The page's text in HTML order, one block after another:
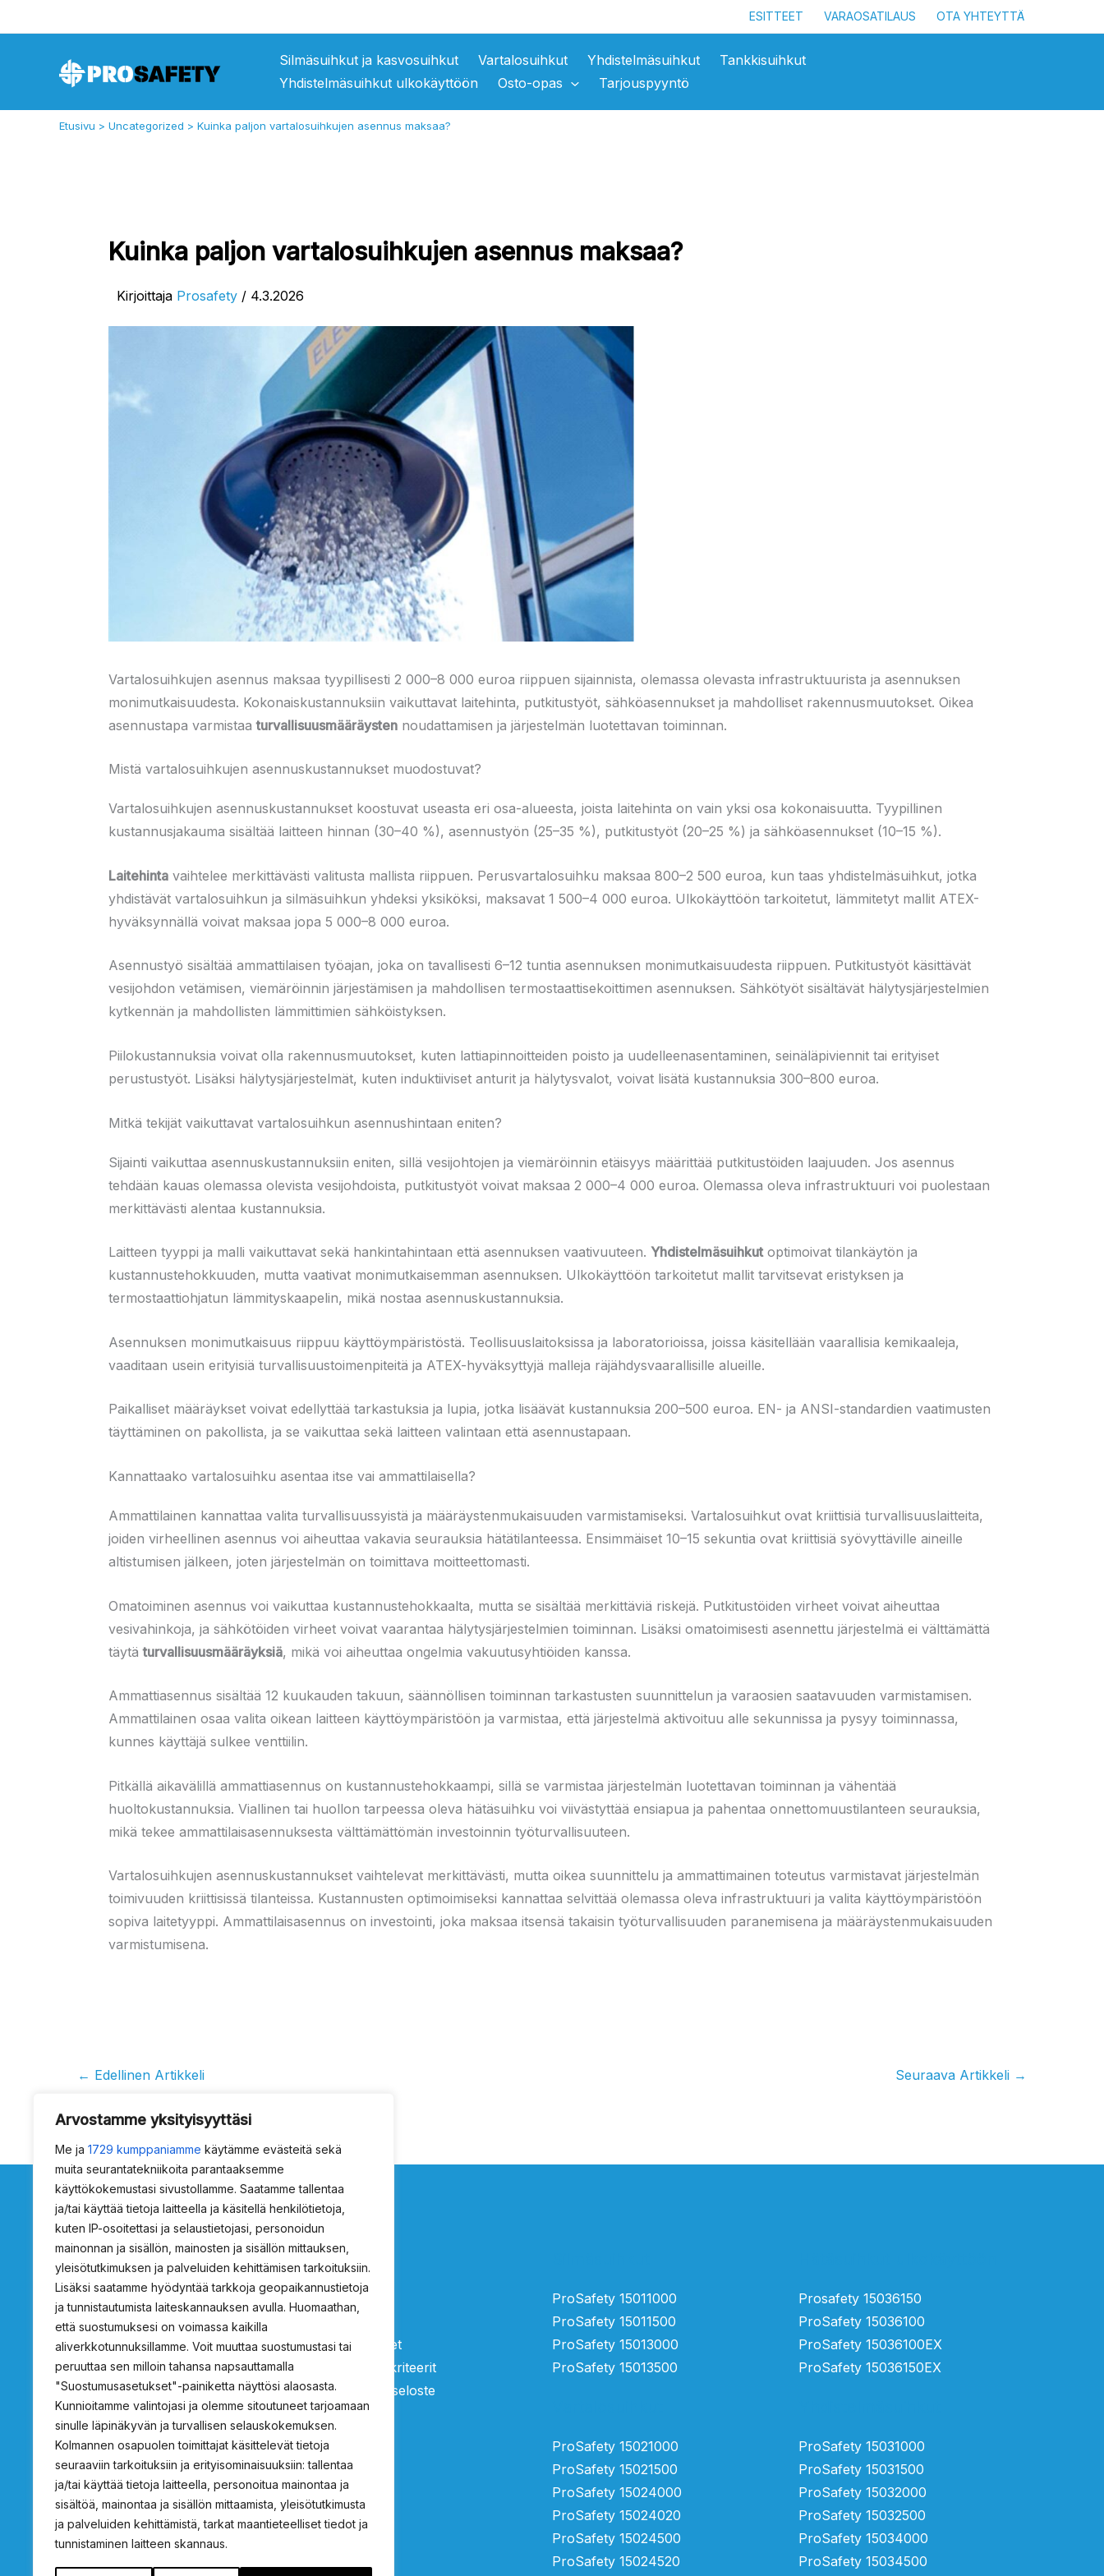
Arvostamme yksityisyyttäsi
Me ja 1729 kumppaniamme käytämme evästeitä sekä
muita seurantatekniikoita parantaaksemme
käyttökokemustasi sivustollamme. Saatamme tallentaa
ja/tai käyttää tietoja laitteella ja käsitellä henkilötietoja,
kuten IP-osoitettasi ja selaustietojasi, personoidun
mainonnan ja sisällön, mainosten ja sisällön mittauksen,
yleisötutkimuksen ja palveluiden kehittämisen tarkoituksiin.
Lisäksi saatamme hyödyntää tarkkoja geopaikannustietoja
ja tunnistautumista laiteskannauksen avulla. Huomaathan,
että suostumuksesi on voimassa kaikilla
aliverkkotunnuksillamme. Voit muuttaa suostumustasi tai
peruuttaa sen milloin tahansa napsauttamalla
"Suostumusasetukset"-painiketta näyttösi alaosasta.
Kunnioitamme valintojasi ja olemme sitoutuneet tarjoamaan
sinulle läpinäkyvän ja turvallisen selauskokemuksen.
Kolmannen osapuolen toimittajat käsittelevät tietoja
seuraaviin tarkoituksiin ja erityisominaisuuksiin: tallentaa
ja/tai käyttää tietoja laitteella, personoitua mainontaa ja
sisältöä, mainontaa ja sisällön mittaamista, yleisötutkimusta
ja palveluiden kehittämistä, tarkat maantieteelliset tiedot ja
tunnistaminen laitteen skannaus.
sisältöön
ESITTEET VARAOSATILAUS OTA YHTEYTTÄ
Silmäsuihkut ja kasvosuihkut Vartalosuihkut Yhdistelmäsuihkut
Tankkisuihkut
Yhdistelmäsuihkut ulkokäyttöön
Osto-opas Tarjouspyyntö
Etusivu Uncategorized Kuinka paljon vartalosuihkujen asennus maksaa?
Kuinka paljon vartalosuihkujen asennus maksaa?
Kirjoittaja Prosafety / 4.3.2026
Vartalosuihkujen asennus maksaa tyypillisesti 2 000–8 000 euroa riippuen sijainnista, olemassa olevasta infrastruktuurista ja asennuksen
monimutkaisuudesta. Kokonaiskustannuksiin vaikuttavat laitehinta, putkitustyöt, sähköasennukset ja mahdolliset rakennusmuutokset. Oikea
asennustapa varmistaaturvallisuusmääräysten noudattamisen ja järjestelmän luotettavan toiminnan.
Mistä vartalosuihkujen asennuskustannukset muodostuvat?
Vartalosuihkujen asennuskustannukset koostuvat useasta eri osa-alueesta, joista laitehinta on vain yksi osa kokonaisuutta. Tyypillinen
kustannusjakauma sisältää laitteen hinnan (30–40 %), asennustyön (25–35 %), putkitustyöt (20–25 %) ja sähköasennukset (10–15 %).
Laitehinta vaihtelee merkittävästi valitusta mallista riippuen. Perusvartalosuihku maksaa 800–2 500 euroa, kun taas yhdistelmäsuihkut, jotka
yhdistävät vartalosuihkun ja silmäsuihkun yhdeksi yksiköksi, maksavat 1 500–4 000 euroa. Ulkokäyttöön tarkoitetut, lämmitetyt mallit ATEX-
hyväksynnällä voivat maksaa jopa 5 000–8 000 euroa.
Asennustyö sisältää ammattilaisen työajan, joka on tavallisesti 6–12 tuntia asennuksen monimutkaisuudesta riippuen. Putkitustyöt käsittävät
vesijohdon vetämisen, viemäröinnin järjestämisen ja mahdollisen termostaattisekoittimen asennuksen. Sähkötyöt sisältävät hälytysjärjestelmien
kytkennän ja mahdollisten lämmittimien sähköistyksen.
Piilokustannuksia voivat olla rakennusmuutokset, kuten lattiapinnoitteiden poisto ja uudelleenasentaminen, seinäläpiviennit tai erityiset
perustustyöt. Lisäksi hälytysjärjestelmät, kuten induktiiviset anturit ja hälytysvalot, voivat lisätä kustannuksia 300–800 euroa.
Mitkä tekijät vaikuttavat vartalosuihkun asennushintaan eniten?
Sijainti vaikuttaa asennuskustannuksiin eniten, sillä vesijohtojen ja viemäröinnin etäisyys määrittää putkitustöiden laajuuden. Jos asennus
tehdään kauas olemassa olevista vesijohdoista, putkitustyöt voivat maksaa 2 000–4 000 euroa. Olemassa oleva infrastruktuuri voi puolestaan
merkittävästi alentaa kustannuksia.
Laitteen tyyppi ja malli vaikuttavat sekä hankintahintaan että asennuksen vaativuuteen. Yhdistelmäsuihkutoptimoivat tilankäytön ja
kustannustehokkuuden, mutta vaativat monimutkaisemman asennuksen. Ulkokäyttöön tarkoitetut mallit tarvitsevat eristyksen ja
termostaattiohjatun lämmityskaapelin, mikä nostaa asennuskustannuksia.
Asennuksen monimutkaisuus riippuu käyttöympäristöstä. Teollisuuslaitoksissa ja laboratorioissa, joissa käsitellään vaarallisia kemikaaleja,
vaaditaan usein erityisiä turvallisuustoimenpiteitä ja ATEX-hyväksyttyjä malleja räjähdysvaarallisille alueille.
Paikalliset määräykset voivat edellyttää tarkastuksia ja lupia, jotka lisäävät kustannuksia 200–500 euroa. EN- ja ANSI-standardien vaatimusten
täyttäminen on pakollista, ja se vaikuttaa sekä laitteen valintaan että asennustapaan.
Kannattaako vartalosuihku asentaa itse vai ammattilaisella?
Ammattilainen kannattaa valita turvallisuussyistä ja määräystenmukaisuuden varmistamiseksi. Vartalosuihkut ovat kriittisiä turvallisuuslaitteita,
joiden virheellinen asennus voi aiheuttaa vakavia seurauksia hätätilanteessa. Ensimmäiset 10–15 sekuntia ovat kriittisiä syövyttäville aineille
altistumisen jälkeen, joten järjestelmän on toimittava moitteettomasti.
Omatoiminen asennus voi vaikuttaa kustannustehokkaalta, mutta se sisältää merkittäviä riskejä. Putkitustöiden virheet voivat aiheuttaa
vesivahinkoja, ja sähkötöiden virheet voivat vaarantaa hälytysjärjestelmien toiminnan. Lisäksi omatoimisesti asennettu järjestelmä ei välttämättä
täytäturvallisuusmääräyksiä, mikä voi aiheuttaa ongelmia vakuutusyhtiöiden kanssa.
Ammattiasennus sisältää 12 kuukauden takuun, säännöllisen toiminnan tarkastusten suunnittelun ja varaosien saatavuuden varmistamisen.
Ammattilainen osaa valita oikean laitteen käyttöympäristöön ja varmistaa, että järjestelmä aktivoituu alle sekunnissa ja pysyy toiminnassa,
kunnes käyttäjä sulkee venttiilin.
Pitkällä aikavälillä ammattiasennus on kustannustehokkaampi, sillä se varmistaa järjestelmän luotettavan toiminnan ja vähentää
huoltokustannuksia. Viallinen tai huollon tarpeessa oleva hätäsuihku voi viivästyttää ensiapua ja pahentaa onnettomuustilanteen seurauksia,
mikä tekee ammattilaisasennuksesta välttämättömän investoinnin työturvallisuuteen.
Vartalosuihkujen asennuskustannukset vaihtelevat merkittävästi, mutta oikea suunnittelu ja ammattimainen toteutus varmistavat järjestelmän
toimivuuden kriittisissä tilanteissa. Kustannusten optimoimiseksi kannattaa selvittää olemassa oleva infrastruktuuri ja valita käyttöympäristöön
sopiva laitetyyppi. Ammattilaisasennus on investointi, joka maksaa itsensä takaisin työturvallisuuden paranemisena ja määräystenmukaisuuden
varmistumisena.
← Edellinen Artikkeli Seuraava Artikkeli →
ProSafety
Osoite c/o Projecta Oy
Lukkosepänkatu 14
20320 Turku
info@prosafety.fi
Tietoja
Tietoa ProSafetystä
Tarjouspyyntö
Standardin vaatimukset
Hätäsuihkujen valintakriteerit
Rekisteri- ja tietosuojaseloste
Ota yhteyttä
ProSafety 15011000
ProSafety 15011500
ProSafety 15013000
ProSafety 15013500
ProSafety 15021000
ProSafety 15021500
ProSafety 15024000
ProSafety 15024020
ProSafety 15024500
ProSafety 15024520
Prosafety 15036150
ProSafety 15036100
ProSafety 15036100EX
ProSafety 15036150EX
ProSafety 15031000
ProSafety 15031500
ProSafety 15032000
ProSafety 15032500
ProSafety 15034000
ProSafety 15034500